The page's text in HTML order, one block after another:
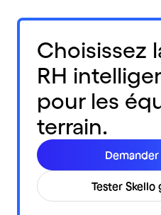
Choisissez
RH
pour les
terrain.
Tester